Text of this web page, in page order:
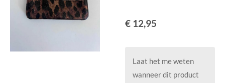
€ 12,95
Laat het me weten
wanneer dit product